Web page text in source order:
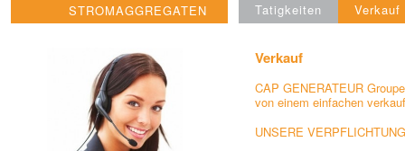
STROMAGGREGATEN Tatigkeiten Verkauf
Verkauf
CAP GENERATEUR
von einem einfachen
UNSERE